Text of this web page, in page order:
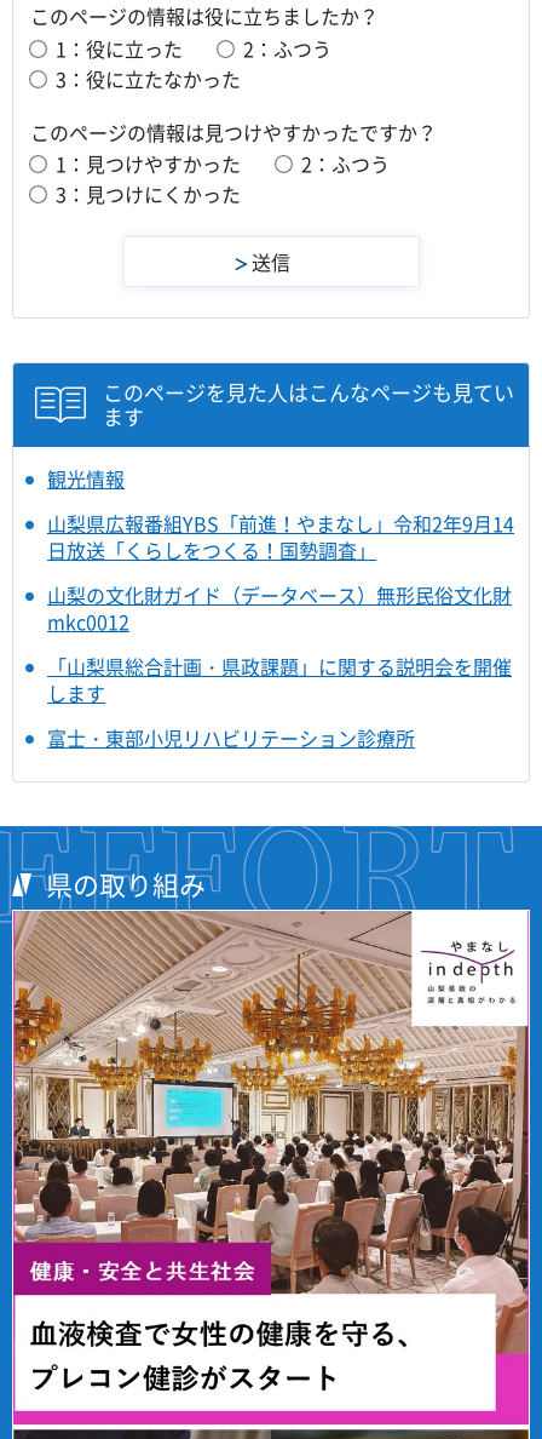
このページの情報は役に立ちましたか？
1：役に立った
2：ふつう
3：役に立たなかった
このページの情報は見つけやすかったですか？
1：見つけやすかった
2：ふつう
3：見つけにくかった
このページを見た人はこんなページも見てい
ます
観光情報
山梨県広報番組YBS「前進！やまなし」令和2年9月14
日放送「くらしをつくる！国勢調査」
山梨の文化財ガイド（データベース）無形民俗文化財
mkc0012
「山梨県総合計画・県政課題」に関する説明会を開催
します
富士・東部小児リハビリテーション診療所
県の取り組み